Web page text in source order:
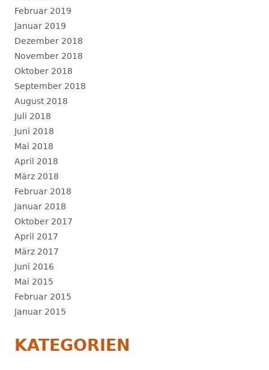
Februar 2019
Januar 2019
Dezember 2018
November 2018
Oktober 2018
September 2018
August 2018
Juli 2018
Juni 2018
Mai 2018
April 2018
März 2018
Februar 2018
Januar 2018
Oktober 2017
April 2017
März 2017
Juni 2016
Mai 2015
Februar 2015
Januar 2015
KATEGORIEN